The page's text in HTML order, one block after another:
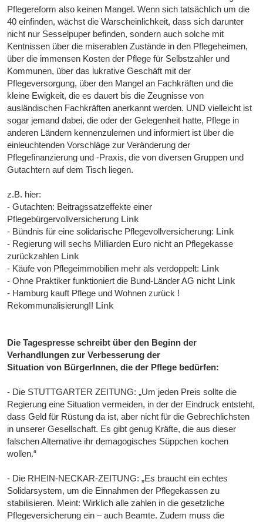
Pflegereform also keinen Mangel. Wenn sich tatsächlich um die
40 einfinden, wächst die Warscheinlichkeit, dass sich darunter
nicht nur Sesselpuper befinden, sondern auch solche mit
Kentnissen über die miserablen Zustände in den Pflegeheimen,
über die immensen Kosten der Pflege für Selbstzahler und
Kommunen, über das lukrative Geschäft mit der
Pflegeversorgung, über den Mangel an Fachkräften und die
kleine Ewigkeit, die es dauert bis die Zeugnisse von
ausländischen Fachkräften anerkannt werden. UND vielleicht ist
sogar jemand dabei, die oder der Gelegenheit hatte, Pflege in
anderen Ländern kennenzulernen und informiert ist über die
einleuchtenden Vorschläge zur Veränderung der
Pflegefinanzierung und -Praxis, die von diversen Gruppen und
Gutachtern auf dem Tisch liegen.
z.B. hier:
- Gutachten: Beitragssatzeffekte einer
Pflegebürgervollversicherung Link
- Bündnis für eine solidarische Pflegevollversicherung: Link
- Regierung will sechs Milliarden Euro nicht an Pflegekasse
zurückzahlen Link
- Käufe von Pflegeimmobilien mehr als verdoppelt: Link
- Ohne Praktiker funktioniert die Bund-Länder AG nicht Link
- Hamburg kauft Pflege und Wohnen zurück !
Rekommunalisierung!! Link
Die Tagespresse schreibt über den Beginn der
Verhandlungen zur Verbesserung der
Situation von BürgerInnen, die der Pflege bedürfen:
- Die STUTTGARTER ZEITUNG: „Um jeden Preis sollte die
Regierung eine Situation vermeiden, in der der Eindruck entsteht,
dass Geld für Rüstung da ist, aber nicht für die Gebrechlichsten
in unserer Gesellschaft. Es gibt genug Kräfte, die aus dieser
falschen Alternative ihr demagogisches Süppchen kochen
wollen.“
- Die RHEIN-NECKAR-ZEITUNG: „Es braucht ein echtes
Solidarsystem, um die Einnahmen der Pflegekassen zu
stabilisieren. Meint: Wirklich alle zahlen in die gesetzliche
Pflegeversicherung ein – auch Beamte. Zudem muss die